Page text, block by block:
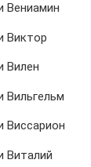
Вениамин
Виктор
Вилен
Вильгельм
Виссарион
Виталий